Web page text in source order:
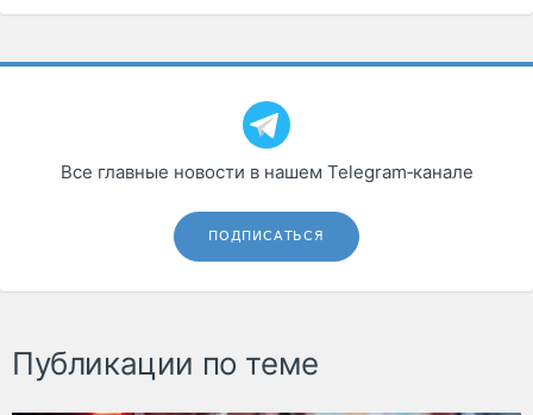
Все главные новости в нашем Telegram‑канале
ПОДПИСАТЬСЯ
Публикации по теме